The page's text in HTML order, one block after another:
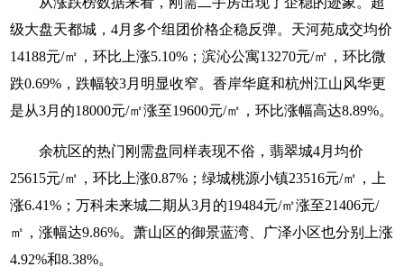
级大盘天都城，4月多个组团价格企稳反弹。天河苑成交均价
14188元/㎡，环比上涨5.10%；滨沁公寓13270元/㎡，环比微
跌0.69%，跌幅较3月明显收窄。香岸华庭和杭州江山风华更
是从3月的18000元/㎡涨至19600元/㎡，环比涨幅高达8.89%。
余杭区的热门刚需盘同样表现不俗，翡翠城4月均价
25615元/㎡，环比上涨0.87%；绿城桃源小镇23516元/㎡，上
涨6.41%；万科未来城二期从3月的19484元/㎡涨至21406元/
㎡，涨幅达9.86%。萧山区的御景蓝湾、广泽小区也分别上涨
4.92%和8.38%。